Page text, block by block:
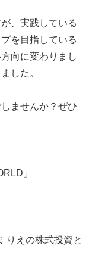
、実践している
を目指している
向に変わりまし
した。
ませんか？ぜひ
」
りえの株式投資と